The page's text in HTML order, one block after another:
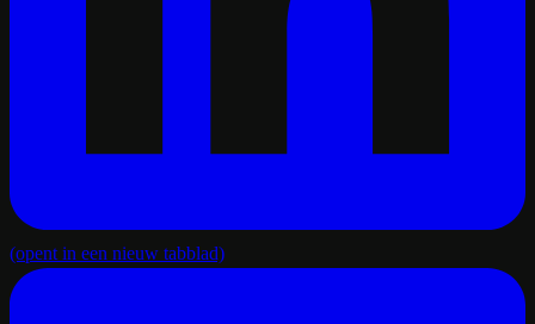
(opent in een nieuw tabblad)